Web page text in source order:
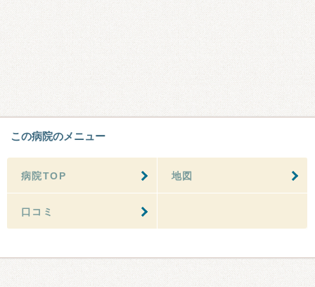
この病院のメニュー
病院TOP 地図
口コミ